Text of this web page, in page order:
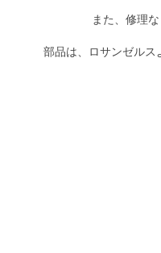
また、修理
部品は、ロサンゼルス